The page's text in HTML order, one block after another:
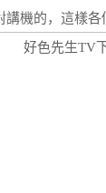
的，這樣各